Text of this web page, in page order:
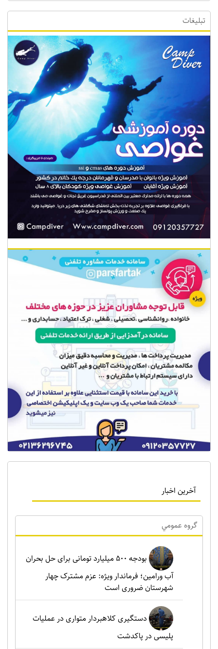
تبلیغات
آخرین اخبار
گروه عمومي
بودجه ۵۰۰ میلیارد تومانی برای حل بحران
آب ورامین؛ فرماندار ویژه: عزم مشترک چهار
شهرستان ضروری است
دستگیری کلاهبردار متواری در عملیات
پلیسی در پاکدشت